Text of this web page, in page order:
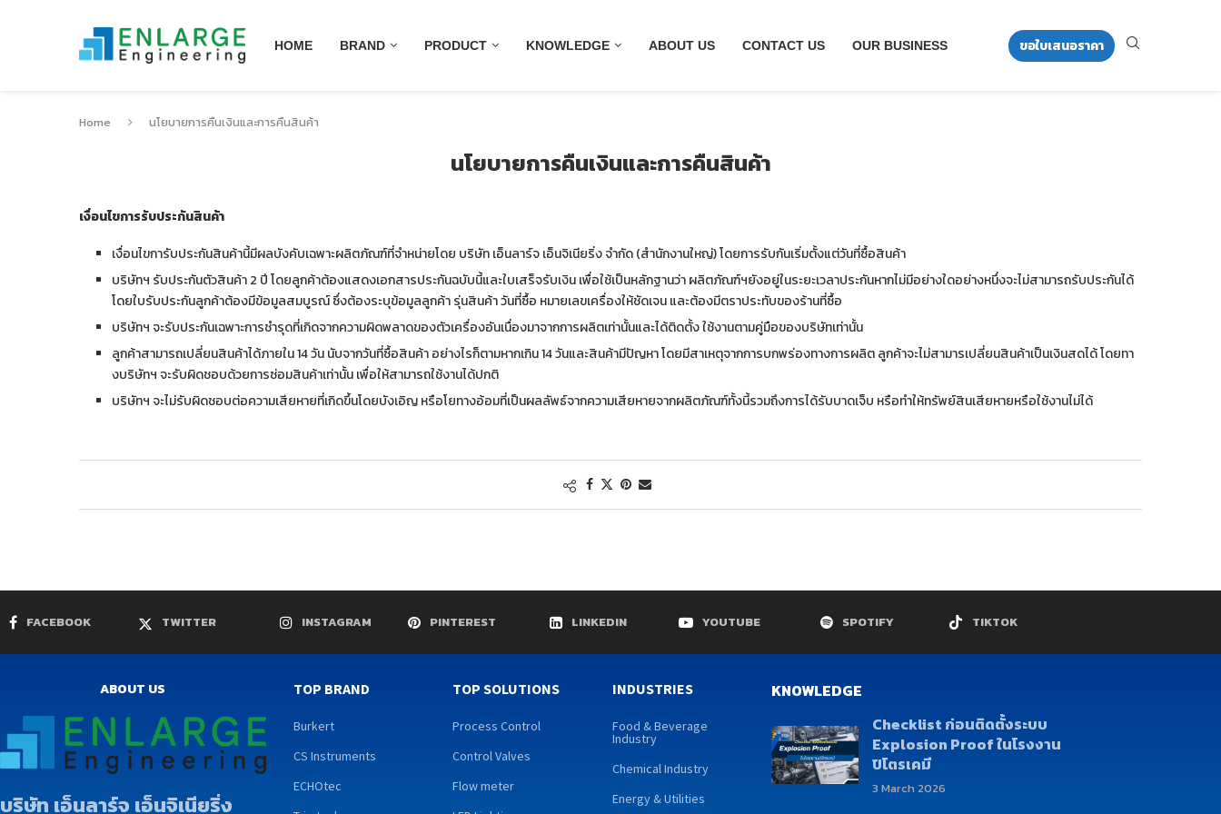
HOME BRAND PRODUCT KNOWLEDGE ABOUT US CONTACT US OUR BUSINESS ขอใบเสนอราคา
Home นโยบายการคืนเงินและการคืนสินค้า
นโยบายการคืนเงินและการคืนสินค้า
เงื่อนไขการรับประกันสินค้า
เงื่อนไขการับประกันสินค้านี้มีผลบังคับเฉพาะผลิตภัณฑ์ที่จำหน่ายโดย บริษัท เอ็นลาร์จ เอ็นจิเนียริ่ง จำกัด (สำนักงานใหญ่) โดยการรับกันเริ่มตั้งแต่วันที่ซื้อสินค้า
บริษัทฯ รับประกันตัวสินค้า 2 ปี โดยลูกค้าต้องแสดงเอกสารประกันฉบับนี้และใบเสร็จรับเงิน เพื่อใช้เป็นหลักฐานว่า ผลิตภัณฑ์ฯยังอยู่ในระยะเวลาประกันหากไม่มีอย่างใดอย่างหนึ่งจะไม่สามารถรับประกันได้
โดยใบรับประกันลูกค้าต้องมีข้อมูลสมบูรณ์ ซึ่งต้องระบุข้อมูลลูกค้า รุ่นสินค้า วันที่ซื้อ หมายเลขเครื่องให้ชัดเจน และต้องมีตราประทับของร้านที่ซื้อ
บริษัทฯ จะรับประกันเฉพาะการชำรุดที่เกิดจากความผิดพลาดของตัวเครื่องอันเนื่องมาจากการผลิตเท่านั้นและได้ติดตั้ง ใช้งานตามคู่มือของบริษัทเท่านั้น
ลูกค้าสามารถเปลี่ยนสินค้าได้ภายใน 14 วัน นับจากวันที่ซื้อสินค้า อย่างไรก็ตามหากเกิน 14 วันและสินค้ามีปัญหา โดยมีสาเหตุจากการบกพร่องทางการผลิต ลูกค้าจะไม่สามารเปลี่ยนสินค้าเป็นเงินสดได้ โดยทา
งบริษัทฯ จะรับผิดชอบด้วยการซ่อมสินค้าเท่านั้น เพื่อให้สามารถใช้งานได้ปกติ
บริษัทฯ จะไม่รับผิดชอบต่อความเสียหายที่เกิดขึ้นโดยบังเอิญ หรือโยทางอ้อมที่เป็นผลลัพธ์จากความเสียหายจากผลิตภัณฑ์ทั้งนี้รวมถึงการได้รับบาดเจ็บ หรือทำให้ทรัพย์สินเสียหายหรือใช้งานไม่ได้
FACEBOOK TWITTER INSTAGRAM PINTEREST LINKEDIN YOUTUBE SPOTIFY TIKTOK
ABOUT US
บริษัท เอ็นลาร์จ เอ็นจิเนียริ่ง
TOP BRAND
Burkert
CS Instruments
ECHOtec
TOP SOLUTIONS
Process Control
Control Valves
Flow meter
INDUSTRIES
Food & Beverage
Industry
Chemical Industry
Energy & Utilities
KNOWLEDGE
Checklist ก่อนติดตั้งระบบ
Explosion Proof ในโรงงาน
ปิโตรเคมี
3 March 2026